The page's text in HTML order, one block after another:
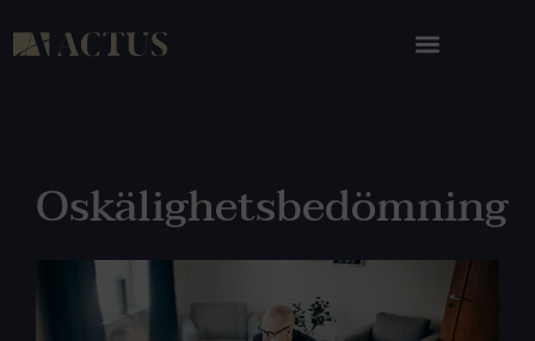
Oskälighetsbedömning